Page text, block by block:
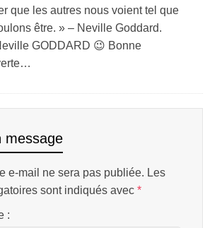
que les autres nous voient tel que
être. » – Neville Goddard.
GODDARD 😉 Bonne
message
e-mail ne sera pas publiée. Les
sont indiqués avec *
: